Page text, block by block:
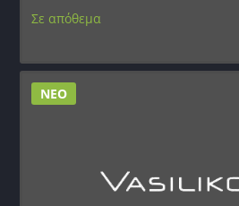
Σε απόθεμα
ΝΕΟ